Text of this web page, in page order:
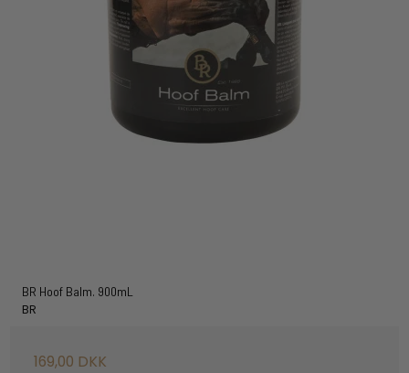
BR Hoof Balm. 900mL
BR
169,00 DKK